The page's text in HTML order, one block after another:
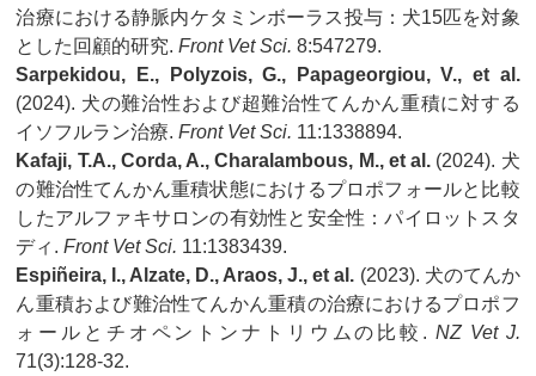
治療における静脈内ケタミンボーラス投与：犬15匹を対象
とした回顧的研究.Front Vet Sci. 8:547279.
Sarpekidou, E., Polyzois, G., Papageorgiou, V., et al.
(2024). 犬の難治性および超難治性てんかん重積に対する
イソフルラン治療.Front Vet Sci. 11:1338894.
Kafaji, T.A., Corda, A., Charalambous, M., et al. (2024). 犬
の難治性てんかん重積状態におけるプロポフォールと比較
したアルファキサロンの有効性と安全性：パイロットスタ
ディ.Front Vet Sci. 11:1383439.
Espiñeira, I., Alzate, D., Araos, J., et al. (2023). 犬のてんか
ん重積および難治性てんかん重積の治療におけるプロポフ
ォールとチオペントンナトリウムの比較. NZ Vet J.
71(3):128-32.